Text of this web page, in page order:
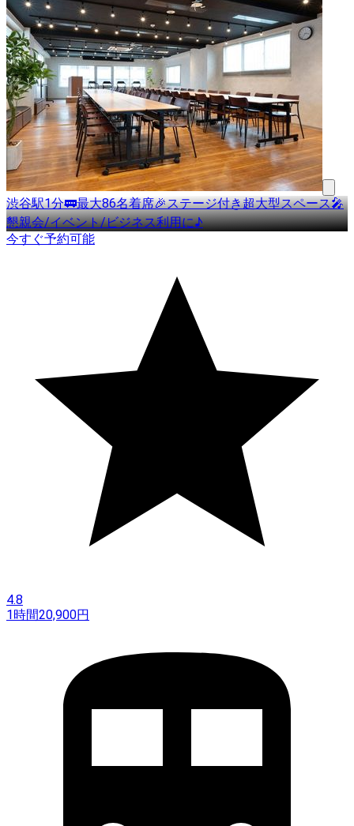
渋谷駅1分🚃最大86名着席🎉ステージ付き超大型スペース🎤
懇親会/イベント/ビジネス利用に♪
今すぐ予約可能
4.8
1時間20,900円